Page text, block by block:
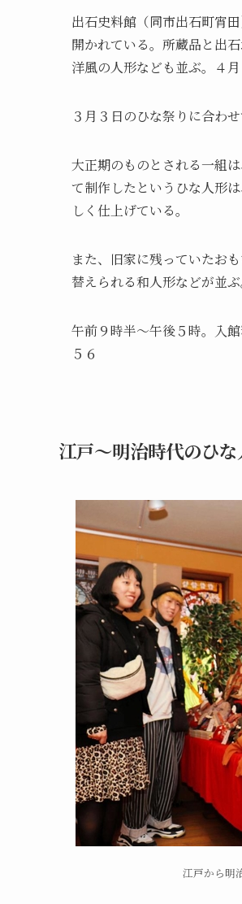
出石史料館（同市出石町宵
開かれている。所蔵品と出
洋風の人形なども並ぶ。４月
３月３日のひな祭りに合わ
大正期のものとされる一組
て制作したというひな人形
しく仕上げている。
また、旧家に残っていたお
替えられる和人形などが並ぶ
午前９時半～午後５時。入
５６
江戸～明治時代のひ
江戸から明